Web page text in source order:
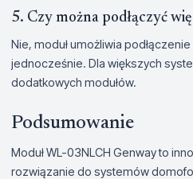
5. Czy można podłączyć
Nie, moduł umożliwia
jednocześnie. Dla większych
dodatkowych modułów.
Podsumowanie
Moduł WL-03NLCH Genway to
rozwiązanie do systemów